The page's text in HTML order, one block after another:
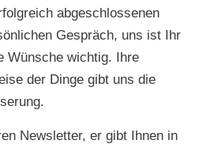
abgeschlossenen
Gespräch, uns ist Ihr
Wünsche wichtig. Ihre
der Dinge gibt uns die
Newsletter, er gibt Ihnen in